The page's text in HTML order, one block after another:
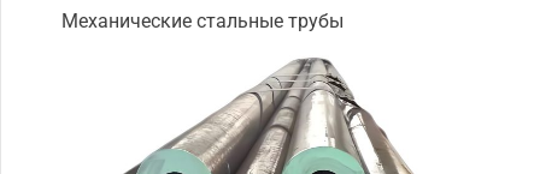
Механические стальные трубы